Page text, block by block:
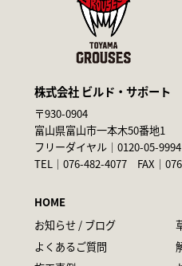
株式会社 ビルド・サポート
〒930-0904
富山県富山市一本木50番地1
フリーダイヤル｜0120-05-9994
TEL｜076-482-4077 FAX｜
HOME
お知らせ / ブログ
よくあるご質問